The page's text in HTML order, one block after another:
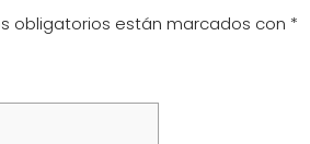
obligatorios están marcados con *